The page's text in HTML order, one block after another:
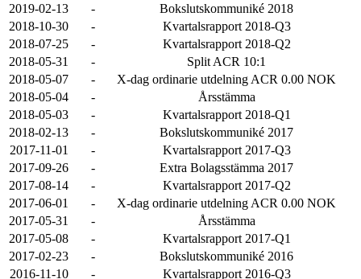
2019-02-13
-
Bokslutskommuniké 2018
2018-10-30
-
Kvartalsrapport 2018-Q3
2018-07-25
-
Kvartalsrapport 2018-Q2
2018-05-31
-
Split ACR 10:1
2018-05-07
-
X-dag ordinarie utdelning ACR 0.00 NOK
2018-05-04
-
Årsstämma
2018-05-03
-
Kvartalsrapport 2018-Q1
2018-02-13
-
Bokslutskommuniké 2017
2017-11-01
-
Kvartalsrapport 2017-Q3
2017-09-26
-
Extra Bolagsstämma 2017
2017-08-14
-
Kvartalsrapport 2017-Q2
2017-06-01
-
X-dag ordinarie utdelning ACR 0.00 NOK
2017-05-31
-
Årsstämma
2017-05-08
-
Kvartalsrapport 2017-Q1
2017-02-23
-
Bokslutskommuniké 2016
2016-11-10
-
Kvartalsrapport 2016-Q3